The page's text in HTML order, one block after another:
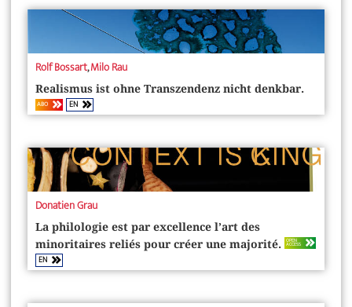
Rolf Bossart,Milo Rau
Realismus ist ohne Transzendenz nicht denkbar.
ABO EN
Donatien Grau
La philologie est par excellence l’art des
minoritaires reliés pour créer une majorité. OPEN
ACCESS
EN